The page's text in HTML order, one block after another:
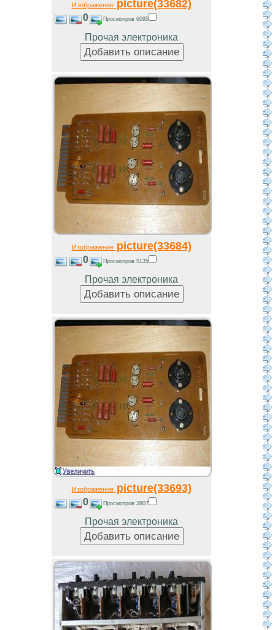
Изображениеpicture(33682)
0 Просмотров 6095
Прочая электроника
Изображениеpicture(33684)
0 Просмотров 5135
Прочая электроника
Изображениеpicture(33693)
0 Просмотров 3807
Прочая электроника